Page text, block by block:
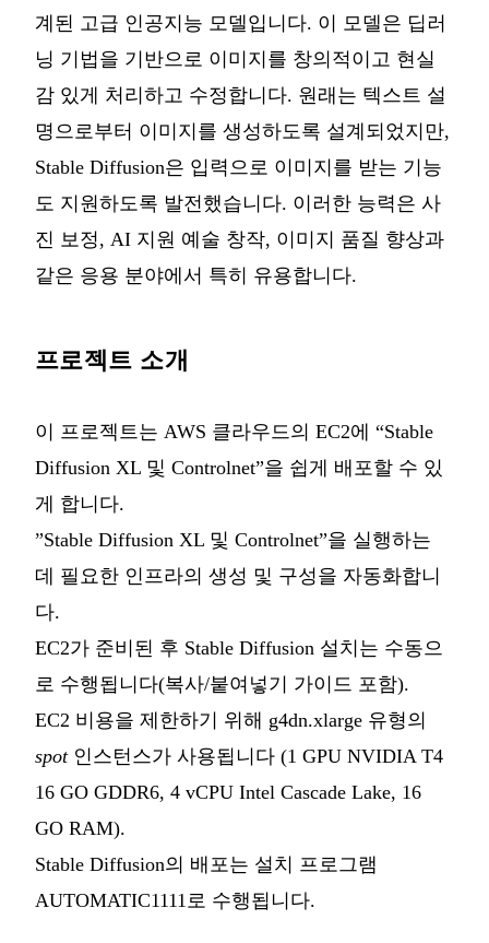
계된 고급 인공지능 모델입니다. 이 모델은 딥러
닝 기법을 기반으로 이미지를 창의적이고 현실
감 있게 처리하고 수정합니다. 원래는 텍스트 설
명으로부터 이미지를 생성하도록 설계되었지만,
Stable Diffusion은 입력으로 이미지를 받는 기능
도 지원하도록 발전했습니다. 이러한 능력은 사
진 보정, AI 지원 예술 창작, 이미지 품질 향상과
같은 응용 분야에서 특히 유용합니다.
프로젝트 소개
이 프로젝트는 AWS 클라우드의 EC2에 “Stable
Diffusion XL 및 Controlnet”을 쉽게 배포할 수 있
게 합니다.
”Stable Diffusion XL 및 Controlnet”을 실행하는
데 필요한 인프라의 생성 및 구성을 자동화합니
다.
EC2가 준비된 후 Stable Diffusion 설치는 수동으
로 수행됩니다(복사/붙여넣기 가이드 포함).
EC2 비용을 제한하기 위해 g4dn.xlarge 유형의
spot인스턴스가 사용됩니다 (1 GPU NVIDIA T4
16 GO GDDR6, 4 vCPU Intel Cascade Lake, 16
GO RAM).
Stable Diffusion의 배포는 설치 프로그램
AUTOMATIC1111로 수행됩니다.